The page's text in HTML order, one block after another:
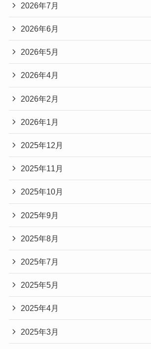
2026年7月
2026年6月
2026年5月
2026年4月
2026年2月
2026年1月
2025年12月
2025年11月
2025年10月
2025年9月
2025年8月
2025年7月
2025年5月
2025年4月
2025年3月